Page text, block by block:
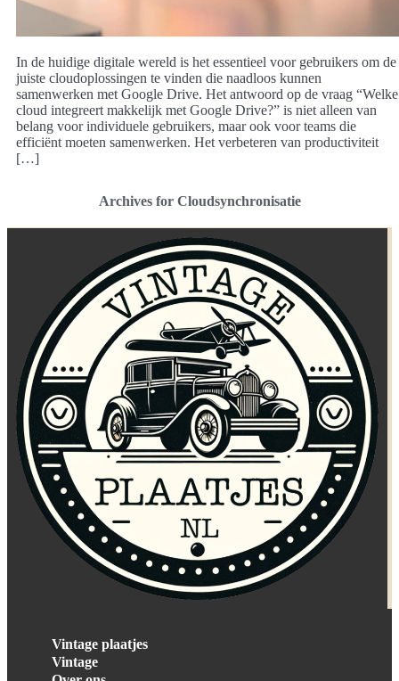
In de huidige digitale wereld is het essentieel voor gebruikers om de
juiste cloudoplossingen te vinden die naadloos kunnen
samenwerken met Google Drive. Het antwoord op de vraag “Welke
cloud integreert makkelijk met Google Drive?” is niet alleen van
belang voor individuele gebruikers, maar ook voor teams die
efficiënt moeten samenwerken. Het verbeteren van productiviteit
[…]
Archives for Cloudsynchronisatie
Vintage plaatjes
Vintage